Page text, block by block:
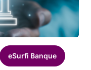
eSurfi Banque